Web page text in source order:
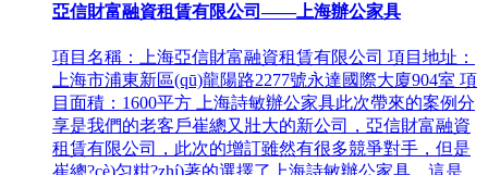
亞信財富融資租賃有限公司——上海辦公家具
項目名稱：上海亞信財富融資租賃有限公司 項目地址：
上海市浦東新區(qū)龍陽路2277號永達國際大廈904室 項
目面積：1600平方 上海詩敏辦公家具此次帶來的案例分
享是我們的老客戶崔總又壯大的新公司，亞信財富融資
租賃有限公司，此次的增訂雖然有很多競爭對手，但是